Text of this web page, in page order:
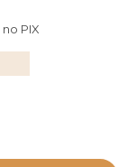
no PIX